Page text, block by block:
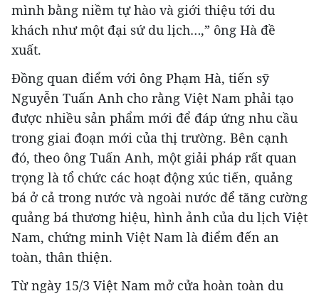
mình bằng niềm tự hào và giới thiệu tới du
khách như một đại sứ du lịch…,” ông Hà đề
xuất.
Đồng quan điểm với ông Phạm Hà, tiến sỹ
Nguyễn Tuấn Anh cho rằng Việt Nam phải tạo
được nhiều sản phẩm mới để đáp ứng nhu cầu
trong giai đoạn mới của thị trường. Bên cạnh
đó, theo ông Tuấn Anh, một giải pháp rất quan
trọng là tổ chức các hoạt động xúc tiến, quảng
bá ở cả trong nước và ngoài nước để tăng cường
quảng bá thương hiệu, hình ảnh của du lịch Việt
Nam, chứng minh Việt Nam là điểm đến an
toàn, thân thiện.
Từ ngày 15/3 Việt Nam mở cửa hoàn toàn du